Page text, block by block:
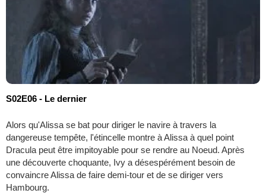
S02E06 - Le dernier
Alors qu'Alissa se bat pour diriger le navire à travers la
dangereuse tempête, l'étincelle montre à Alissa à quel point
Dracula peut être impitoyable pour se rendre au Noeud. Après
une découverte choquante, Ivy a désespérément besoin de
convaincre Alissa de faire demi-tour et de se diriger vers
Hambourg.